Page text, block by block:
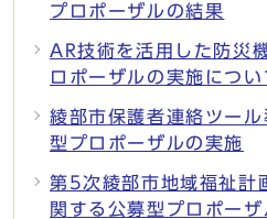
プロポーザルの結果
AR技術を活用した防災
ロポーザルの実施につい
綾部市保護者連絡ツー
型プロポーザルの実施
第5次綾部市地域福祉計
関する公募型プロポーザ